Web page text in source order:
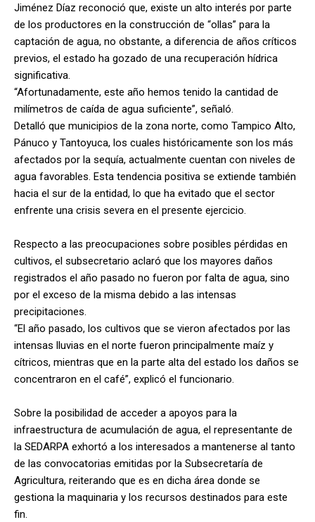
Jiménez Díaz reconoció que, existe un alto interés por parte
de los productores en la construcción de “ollas” para la
captación de agua, no obstante, a diferencia de años críticos
previos, el estado ha gozado de una recuperación hídrica
significativa.
“Afortunadamente, este año hemos tenido la cantidad de
milímetros de caída de agua suficiente”, señaló.
Detalló que municipios de la zona norte, como Tampico Alto,
Pánuco y Tantoyuca, los cuales históricamente son los más
afectados por la sequía, actualmente cuentan con niveles de
agua favorables. Esta tendencia positiva se extiende también
hacia el sur de la entidad, lo que ha evitado que el sector
enfrente una crisis severa en el presente ejercicio.
Respecto a las preocupaciones sobre posibles pérdidas en
cultivos, el subsecretario aclaró que los mayores daños
registrados el año pasado no fueron por falta de agua, sino
por el exceso de la misma debido a las intensas
precipitaciones.
“El año pasado, los cultivos que se vieron afectados por las
intensas lluvias en el norte fueron principalmente maíz y
cítricos, mientras que en la parte alta del estado los daños se
concentraron en el café”, explicó el funcionario.
Sobre la posibilidad de acceder a apoyos para la
infraestructura de acumulación de agua, el representante de
la SEDARPA exhortó a los interesados a mantenerse al tanto
de las convocatorias emitidas por la Subsecretaría de
Agricultura, reiterando que es en dicha área donde se
gestiona la maquinaria y los recursos destinados para este
fin.